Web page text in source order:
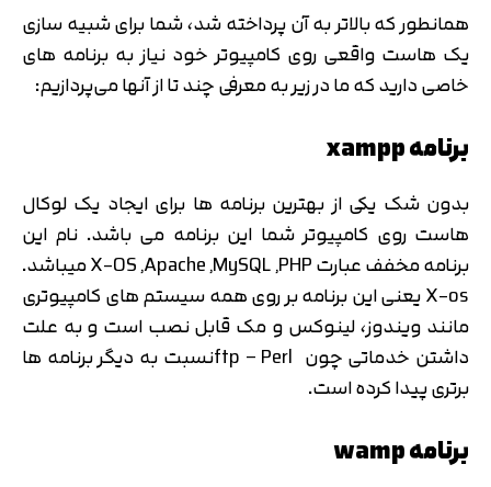
همانطور که بالاتر به آن پرداخته شد، شما برای شبیه سازی
یک هاست واقعی روی کامپیوتر خود نیاز به برنامه های
خاصی دارید که ما در زیر به معرفی چند تا از آنها می‌پردازیم:
برنامه xampp
بدون شک یکی از بهترین برنامه ها برای ایجاد یک لوکال
هاست روی کامپیوتر شما این برنامه می باشد. نام این
برنامه مخفف عبارت X-OS ,Apache ,MySQL ,PHP می­باشد.
X-os یعنی این برنامه بر روی همه سیستم های کامپیوتری
مانند ویندوز، لینوکس و مک قابل نصب است و به علت
داشتن خدماتی چون ftp – Perlنسبت به دیگر برنامه ها
برتری پیدا کرده است.
برنامه wamp